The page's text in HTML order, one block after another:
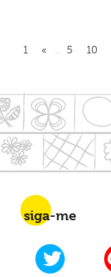
1
« ... 5 10
siga-me